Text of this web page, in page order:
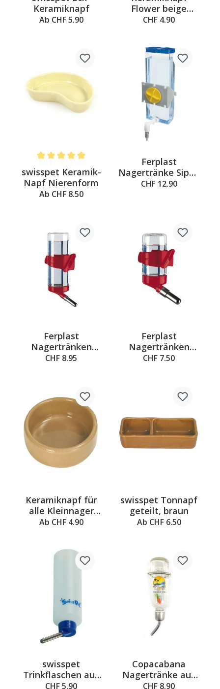
Keramiknapf
Ab CHF 5.90
Flower beige
Ø=10x4.5cm
CHF 4.90
Average rating of 5 out of 5 stars
swisspet Keramik-
Napf Nierenform
Ab CHF 8.50
Ferplast
Nagertränke Sippy
large, 600ml
CHF 12.90
Ferplast
Nagertränken
Drinky 300ml
CHF 8.95
Ferplast
Nagertränken
Drinky 75ml
CHF 7.50
Keramiknapf für
alle Kleinnager
und Vögel
Ab CHF 4.90
swisspet Tonnapf
geteilt, braun
Ab CHF 6.50
swisspet
Trinkflaschen aus
Kunststoff 250ml
CHF 5.90
Copacabana
Nagertränke aus
Glas 769ml
CHF 8.90